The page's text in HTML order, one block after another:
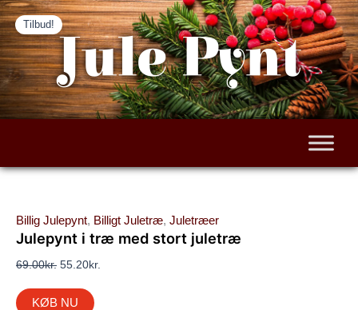
Gå
til
indholdet
Jule Pynt
Tilbud!
Billig Julepynt, Billigt Juletræ, Juletræer
Julepynt i træ med stort juletræ
69.00kr.
Den
oprindelige
pris
var:
69.00kr..
55.20kr.
Den
aktuelle
pris
er:
55.20kr..
KØB NU